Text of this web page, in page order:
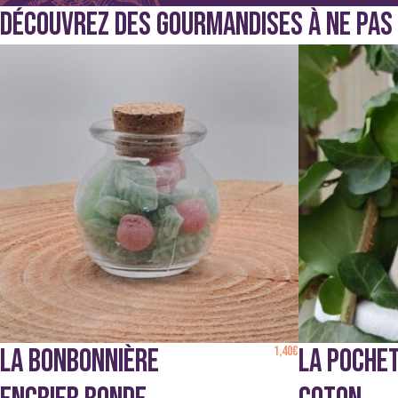
La pochette en carton blanche
DÉCOUVREZ DES GOURMANDISES À NE
LA BONBONNIÈRE
1,40€LA